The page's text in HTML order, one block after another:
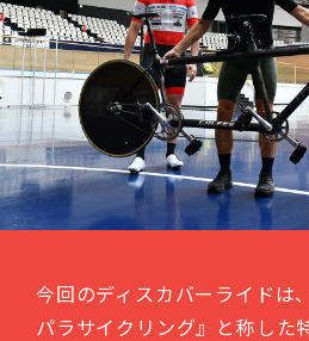
今回のディスカバーライドは
パラサイクリング』と称した